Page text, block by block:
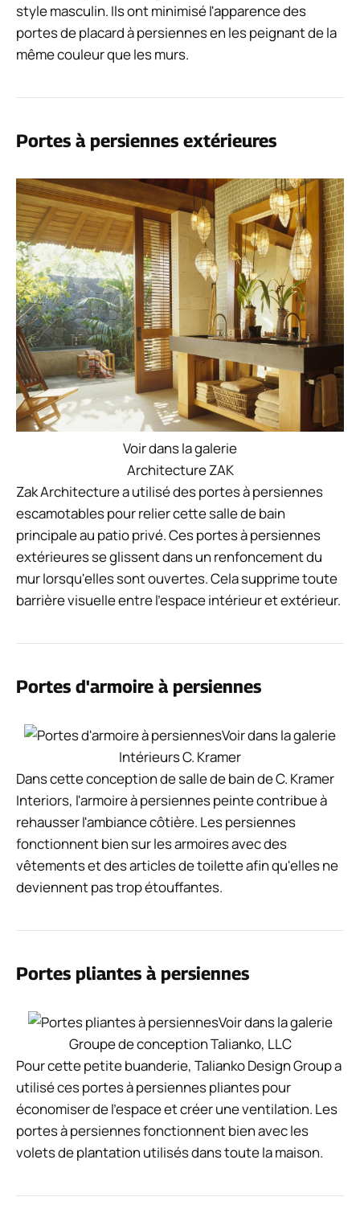
style masculin. Ils ont minimisé l'apparence des
portes de placard à persiennes en les peignant de la
même couleur que les murs.
Portes à persiennes extérieures
Voir dans la galerie
Architecture ZAK
Zak Architecture a utilisé des portes à persiennes
escamotables pour relier cette salle de bain
principale au patio privé. Ces portes à persiennes
extérieures se glissent dans un renfoncement du
mur lorsqu'elles sont ouvertes. Cela supprime toute
barrière visuelle entre l'espace intérieur et extérieur.
Portes d'armoire à persiennes
Voir dans la galerie
Intérieurs C. Kramer
Dans cette conception de salle de bain de C. Kramer
Interiors, l'armoire à persiennes peinte contribue à
rehausser l'ambiance côtière. Les persiennes
fonctionnent bien sur les armoires avec des
vêtements et des articles de toilette afin qu'elles ne
deviennent pas trop étouffantes.
Portes pliantes à persiennes
Voir dans la galerie
Groupe de conception Talianko, LLC
Pour cette petite buanderie, Talianko Design Group a
utilisé ces portes à persiennes pliantes pour
économiser de l'espace et créer une ventilation. Les
portes à persiennes fonctionnent bien avec les
volets de plantation utilisés dans toute la maison.